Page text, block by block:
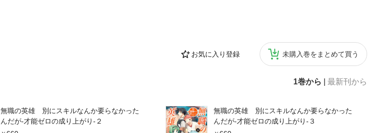
お気に入り登録 未購入巻をまとめて買う
1巻から 最新刊から
無職の英雄 別にスキルなんか要らなかった
んだが-才能ゼロの成り上がり-２
無職の英雄 別にスキルなんか要らなかった
んだが-才能ゼロの成り上がり-３